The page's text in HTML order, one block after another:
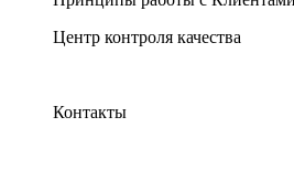
Центр контроля качества
Контакты